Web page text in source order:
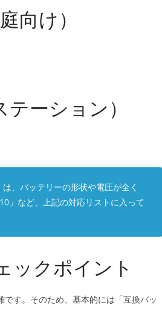
向け）
ーション）
、バッテリーの形状や電圧が全く
」など、上記の対応リストに入って
ックポイント
す。そのため、基本的には「互換バッ